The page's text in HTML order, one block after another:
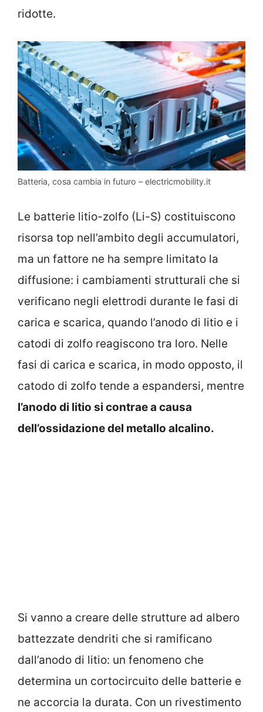
ridotte.
Batteria, cosa cambia in futuro – electricmobility.it
Le batterie litio-zolfo (Li-S) costituiscono
risorsa top nell’ambito degli accumulatori,
ma un fattore ne ha sempre limitato la
diffusione: i cambiamenti strutturali che si
verificano negli elettrodi durante le fasi di
carica e scarica, quando l’anodo di litio e i
catodi di zolfo reagiscono tra loro. Nelle
fasi di carica e scarica, in modo opposto, il
catodo di zolfo tende a espandersi, mentre
l’anodo di litio si contrae a causa
dell’ossidazione del metallo alcalino.
Si vanno a creare delle strutture ad albero
battezzate dendriti che si ramificano
dall’anodo di litio: un fenomeno che
determina un cortocircuito delle batterie e
ne accorcia la durata. Con un rivestimento